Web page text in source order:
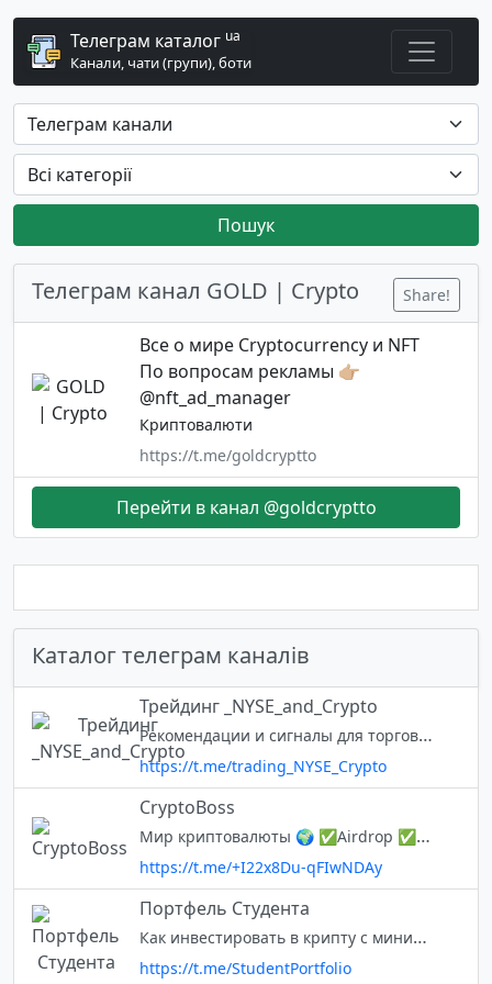
Телеграм каталог ua
Канали, чати (групи), боти
Пошук
Телеграм канал GOLD | Crypto Share!
Все о мире Cryptocurrency и NFT
По вопросам рекламы 👉🏼
@nft_ad_manager
Криптовалюти
https://t.me/goldcryptto
Перейти в канал @goldcryptto
Каталог телеграм каналів
Трейдинг _NYSE_and_Crypto
Рекомендации и сигналы для торговли на американском фондовом рынке. Сигналы на крипторынке. А также новости из мира трейдинга
https://t.me/trading_NYSE_Crypto
CryptoBoss
Мир криптовалюты 🌍 ✅Airdrop ✅Раздачи ✅Whitelist ✅NFT
https://t.me/+I22x8Du-qFIwNDAy
Портфель Студента
Как инвестировать в крипту с минимальными возможностями? Что будет если начать инвестировать с 1$? Чат канала – https://t.me/StudentPortfolio1 Поддержать канал – https://telegra.ph/Podderzhka-kanala-Portfel-Studenta-10-0
https://t.me/StudentPortfolio